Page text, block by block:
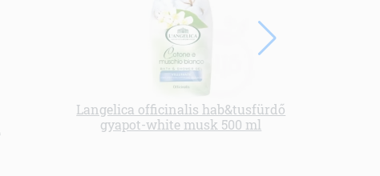
Langelica officinalis hab&tusfürdő
gyapot-white musk 500 ml